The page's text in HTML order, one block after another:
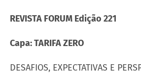
REVISTA FORUM Edição 221
Capa: TARIFA ZERO
DESAFIOS, EXPECTATIVAS E